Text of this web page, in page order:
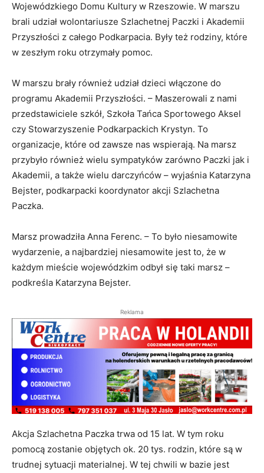
Wojewódzkiego Domu Kultury w Rzeszowie. W marszu
brali udział wolontariusze Szlachetnej Paczki i Akademii
Przyszłości z całego Podkarpacia. Były też rodziny, które
w zeszłym roku otrzymały pomoc.
W marszu brały również udział dzieci włączone do
programu Akademii Przyszłości. – Maszerowali z nami
przedstawiciele szkół, Szkoła Tańca Sportowego Aksel
czy Stowarzyszenie Podkarpackich Krystyn. To
organizacje, które od zawsze nas wspierają. Na marsz
przybyło również wielu sympatyków zarówno Paczki jak i
Akademii, a także wielu darczyńców – wyjaśnia Katarzyna
Bejster, podkarpacki koordynator akcji Szlachetna
Paczka.
Marsz prowadziła Anna Ferenc. – To było niesamowite
wydarzenie, a najbardziej niesamowite jest to, że w
każdym mieście wojewódzkim odbył się taki marsz –
podkreśla Katarzyna Bejster.
Reklama
Akcja Szlachetna Paczka trwa od 15 lat. W tym roku
pomocą zostanie objętych ok. 20 tys. rodzin, które są w
trudnej sytuacji materialnej. W tej chwili w bazie jest